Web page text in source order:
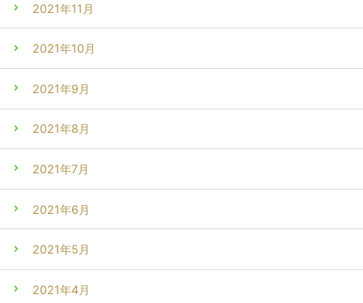
2021年11月
2021年10月
2021年9月
2021年8月
2021年7月
2021年6月
2021年5月
2021年4月